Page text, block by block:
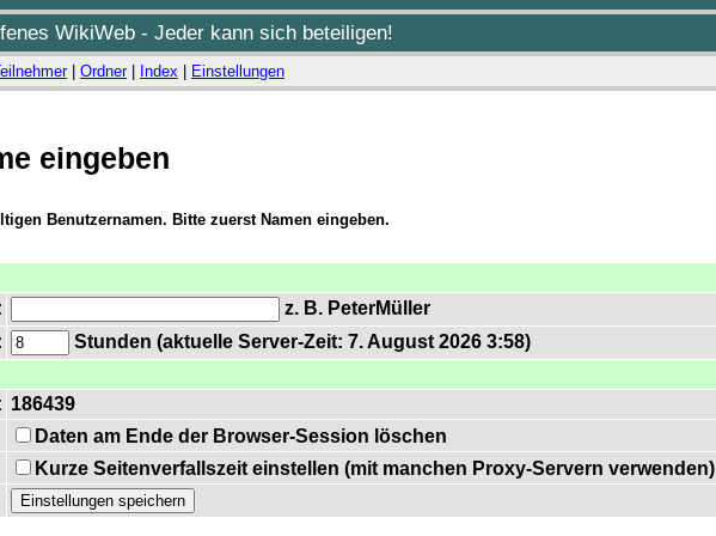
WikiWeb - Jeder kann sich beteiligen!
| Ordner| Index Einstellungen
eingeben
Benutzernamen. Bitte zuerst Namen eingeben.
z. B. PeterMüller
Stunden (aktuelle Server-Zeit: 7. August 2026 3:58)
186439
Daten am Ende der Browser-Session löschen
Kurze Seitenverfallszeit einstellen (mit manchen Proxy-Servern verwenden)